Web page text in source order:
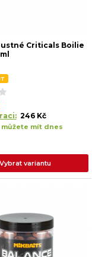
Criticals Boilie
246 Kč
můžete mít dnes
Vybrat variantu